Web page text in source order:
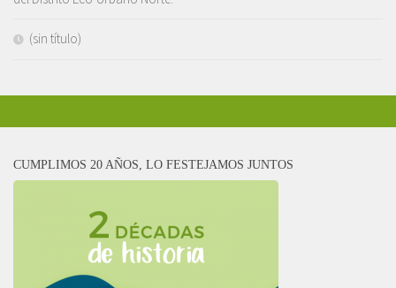
(sin título)
CUMPLIMOS 20 AÑOS, LO FESTEJAMOS JUNTOS